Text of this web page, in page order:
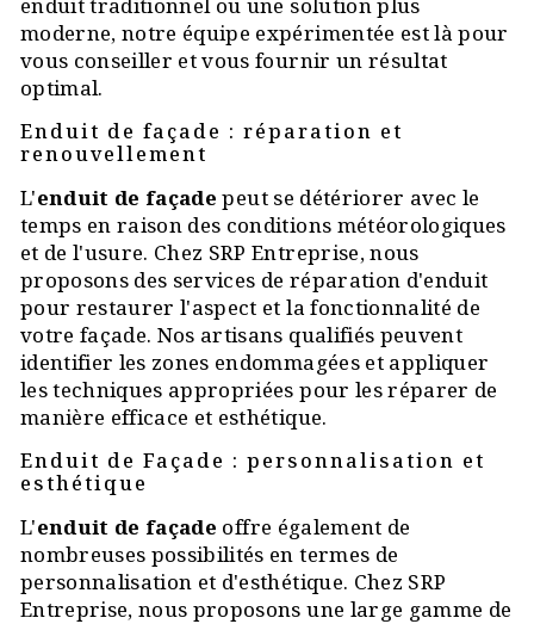
moderne, notre équipe expérimentée est là pour
vous conseiller et vous fournir un résultat
optimal.
Enduit de façade : réparation et
renouvellement
L'enduit de façade peut se détériorer avec le
temps en raison des conditions météorologiques
et de l'usure. Chez SRP Entreprise, nous
proposons des services de réparation d'enduit
pour restaurer l'aspect et la fonctionnalité de
votre façade. Nos artisans qualifiés peuvent
identifier les zones endommagées et appliquer
les techniques appropriées pour les réparer de
manière efficace et esthétique.
Enduit de Façade : personnalisation et
esthétique
L'enduit de façade offre également de
nombreuses possibilités en termes de
personnalisation et d'esthétique. Chez SRP
Entreprise, nous proposons une large gamme de